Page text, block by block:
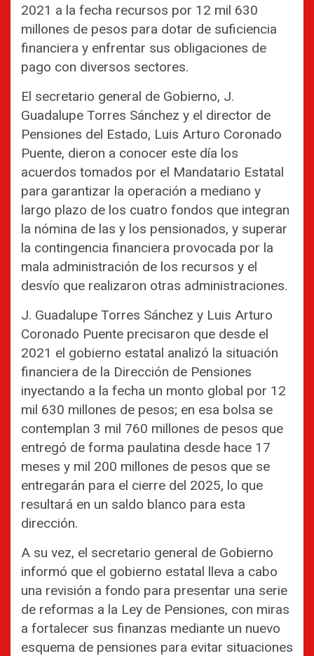
2021 a la fecha recursos por 12 mil 630
millones de pesos para dotar de suficiencia
financiera y enfrentar sus obligaciones de
pago con diversos sectores.
El secretario general de Gobierno, J.
Guadalupe Torres Sánchez y el director de
Pensiones del Estado, Luis Arturo Coronado
Puente, dieron a conocer este día los
acuerdos tomados por el Mandatario Estatal
para garantizar la operación a mediano y
largo plazo de los cuatro fondos que integran
la nómina de las y los pensionados, y superar
la contingencia financiera provocada por la
mala administración de los recursos y el
desvío que realizaron otras administraciones.
J. Guadalupe Torres Sánchez y Luis Arturo
Coronado Puente precisaron que desde el
2021 el gobierno estatal analizó la situación
financiera de la Dirección de Pensiones
inyectando a la fecha un monto global por 12
mil 630 millones de pesos; en esa bolsa se
contemplan 3 mil 760 millones de pesos que
entregó de forma paulatina desde hace 17
meses y mil 200 millones de pesos que se
entregarán para el cierre del 2025, lo que
resultará en un saldo blanco para esta
dirección.
A su vez, el secretario general de Gobierno
informó que el gobierno estatal lleva a cabo
una revisión a fondo para presentar una serie
de reformas a la Ley de Pensiones, con miras
a fortalecer sus finanzas mediante un nuevo
esquema de pensiones para evitar situaciones